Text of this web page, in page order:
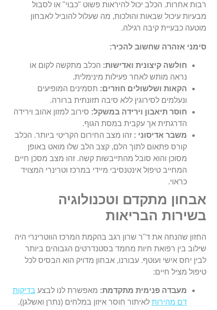
רבות אחרות. הכלב יכול להיראות פשוט "כבוי" או לסבול
מבעיות עיכול שבאות והולכות, מה שעלול להוביל לאבחון
מוטעה כבעיית קיבה רגילה.
סימני אזהרה שחשוב להכיר:
חולשה קיצונית ואדישות: הכלב מתקשה לקום או
נראה מותש לאחר פעילות מינימלית.
הקאות ושלשולים חוזרים: תסמינים המופיעים
ונעלמים לסירוגין ללא סיבה תזונתית ברורה.
חוסר תיאבון וירידה במשקל: סירוב למזון אהוב וירידה
הדרגתית אך עקבית במסת הגוף.
משבר אדיסוני : זהו מצב החירום הקריטי ביותר. הכלב
קורס פתאום לתוך הלם, קצב הלב שלו מואט באופן
מסוכן והוא סובל מהתייבשות קשה. זהו מצב מסכן חיים
המחייב טיפול אינטנסיבי מיידי במרכז וטרינרי המצויד
כראוי.
אבחון מתקדם וטכנולוגיה
בשירות הבריאות
החזון שהנחה את ד"ר שרון רגב בהקמת המרכז הווטרינרי היה
שילוב בין רפואת חיות מחמד בסטנדרטים הגבוהים ביותר
לבין יחס אישי ועוטף. עבורנו, אבחון מדויק הוא הבסיס לכל
טיפול מציל חיים:
מעבדה פנימית מתקדמת: מאפשרת לנו לבצע בדיקות
דם מהירות לאיתור חוסר איזון במלחים (נתרן ואשלגן).